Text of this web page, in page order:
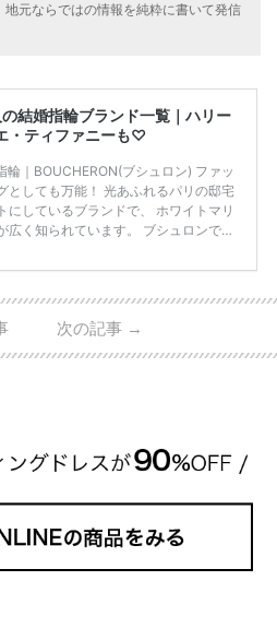
地元ならではの情報を純粋に書いて発信
結婚指輪ブランド一覧｜ハリー
・ティファニーも♡
輪｜BOUCHERON(ブシュロン) ファッ
としても万能！ 光あふれるパリの邸宅
にしているブランドで、 ホワイトマリ
広く知られています。 ブシュロンで特
栗さんと山田さんが結婚指輪に選ばれ
も人気となっているのです。 その相場
円ほどとなっています。 小栗旬さん・
次の記事 →